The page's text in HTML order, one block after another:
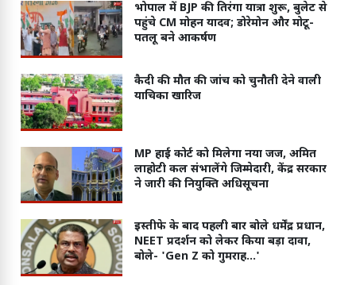
भोपाल में BJP की तिरंगा यात्रा शुरू, बुलेट से
पहुंचे CM मोहन यादव; डोरेमोन और मोटू-
पतलू बने आकर्षण
कैदी की मौत की जांच को चुनौती देने वाली
याचिका खारिज
MP हाई कोर्ट को मिलेगा नया जज, अमित
लाहोटी कल संभालेंगे जिम्मेदारी, केंद्र सरकार
ने जारी की नियुक्ति अधिसूचना
इस्तीफे के बाद पहली बार बोले धर्मेंद्र प्रधान,
NEET प्रदर्शन को लेकर किया बड़ा दावा,
बोले- 'Gen Z को गुमराह...'